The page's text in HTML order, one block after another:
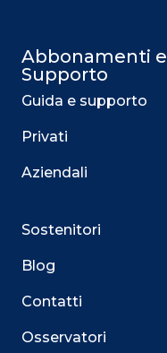
Abbonamenti e
Supporto
Guida e supporto
Privati
Aziendali
Sostenitori
Blog
Contatti
Osservatori